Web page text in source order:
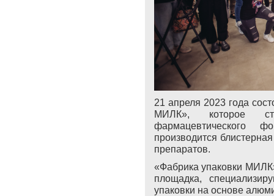
21 апреля 2023 года
МИЛК», которое
фармацевтического
производится
препаратов.
«Фабрика упаковки
площадка,
упаковки на основе